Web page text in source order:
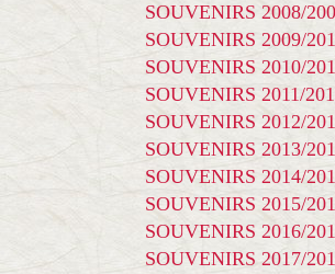
SOUVENIRS 2008/
SOUVENIRS 2009/
SOUVENIRS 2010/
SOUVENIRS 2011/
SOUVENIRS 2012/
SOUVENIRS 2013/
SOUVENIRS 2014/
SOUVENIRS 2015/
SOUVENIRS 2016/
SOUVENIRS 2017/